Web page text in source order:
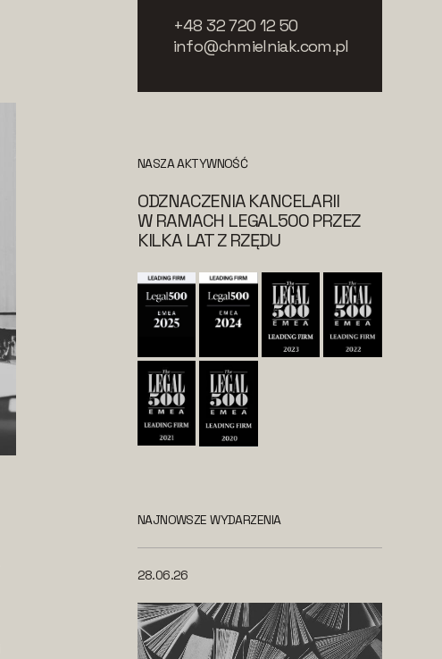
+48 32 720 12 50
info@chmielniak.com.pl
NASZA AKTYWNOŚĆ
ODZNACZENIA KANCELARII
W RAMACH LEGAL500 PRZEZ
KILKA LAT Z RZĘDU
NAJNOWSZE WYDARZENIA
28.06.26